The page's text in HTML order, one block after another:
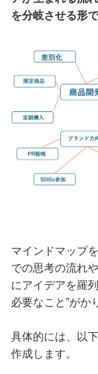
を分岐させる形
マインドマップ
での思考の流れ
にアイデアを羅
必要なこと”がか
具体的には、以
作成します。